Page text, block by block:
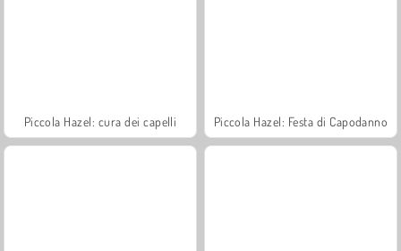
Piccola Hazel: cura dei capelli Piccola Hazel: Festa di Capodanno